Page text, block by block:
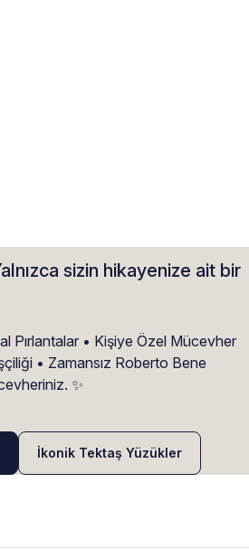
sizin hikayenize ait bir
Pırlantalar • Kişiye Özel Mücevher
• Zamansız Roberto Bene
✨
İkonik Tektaş Yüzükler